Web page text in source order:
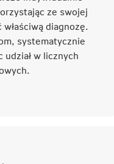
ze swojej
diagnozę.
systematycznie
w licznych